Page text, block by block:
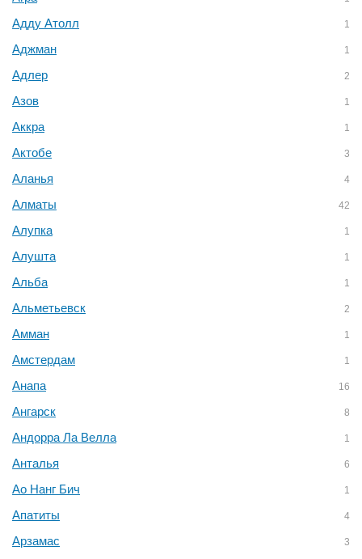
Адду Атолл 1
Аджман 1
Адлер 2
Азов 1
Аккра 1
Актобе 3
Аланья 4
Алматы 42
Алупка 1
Алушта 1
Альба 1
Альметьевск 2
Амман 1
Амстердам 1
Анапа 16
Ангарск 8
Андорра Ла Велла 1
Анталья 6
Ао Нанг Бич 1
Апатиты 4
Арзамас 3